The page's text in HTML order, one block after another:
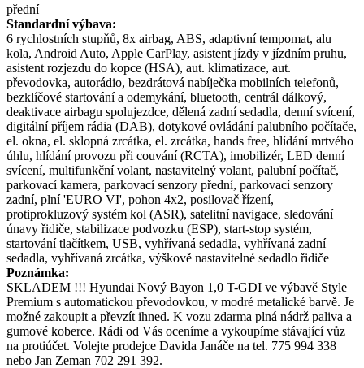
přední
Standardní výbava:
6 rychlostních stupňů, 8x airbag, ABS, adaptivní tempomat, alu
kola, Android Auto, Apple CarPlay, asistent jízdy v jízdním pruhu,
asistent rozjezdu do kopce (HSA), aut. klimatizace, aut.
převodovka, autorádio, bezdrátová nabíječka mobilních telefonů,
bezklíčové startování a odemykání, bluetooth, centrál dálkový,
deaktivace airbagu spolujezdce, dělená zadní sedadla, denní svícení,
digitální příjem rádia (DAB), dotykové ovládání palubního počítače,
el. okna, el. sklopná zrcátka, el. zrcátka, hands free, hlídání mrtvého
úhlu, hlídání provozu při couvání (RCTA), imobilizér, LED denní
svícení, multifunkční volant, nastavitelný volant, palubní počítač,
parkovací kamera, parkovací senzory přední, parkovací senzory
zadní, plní 'EURO VI', pohon 4x2, posilovač řízení,
protiprokluzový systém kol (ASR), satelitní navigace, sledování
únavy řidiče, stabilizace podvozku (ESP), start-stop systém,
startování tlačítkem, USB, vyhřívaná sedadla, vyhřívaná zadní
sedadla, vyhřívaná zrcátka, výškově nastavitelné sedadlo řidiče
Poznámka:
SKLADEM !!! Hyundai Nový Bayon 1,0 T-GDI ve výbavě Style
Premium s automatickou převodovkou, v modré metalické barvě. Je
možné zakoupit a převzít ihned. K vozu zdarma plná nádrž paliva a
gumové koberce. Rádi od Vás oceníme a vykoupíme stávající vůz
na protiúčet. Volejte prodejce Davida Janáče na tel. 775 994 338
nebo Jan Zeman 702 291 392.